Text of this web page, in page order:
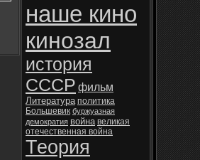
наше кино
кинозал
история
СССР фильм
Литература политика
Большевик буржуазная
демократия война великая
отечественная война
Теория